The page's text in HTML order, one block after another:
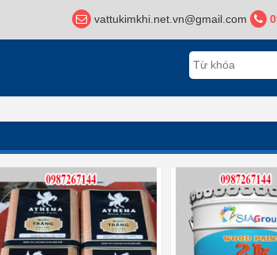
vattukimkhi.net.vn@gmail.com